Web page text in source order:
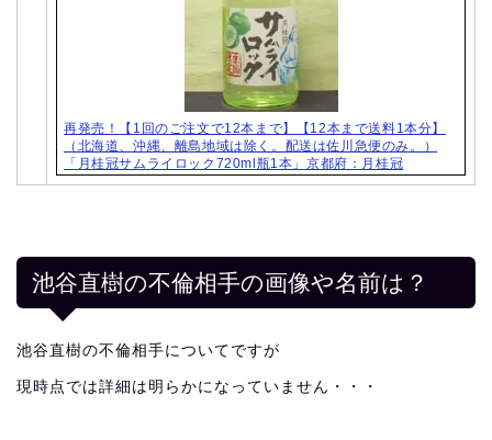
再発売！【1回のご注文で12本まで】【12本まで送料1本分】
（北海道、沖縄、離島地域は除く。配送は佐川急便のみ。）
「月桂冠サムライロック720ml瓶1本」京都府：月桂冠
池谷直樹の不倫相手の画像や名前は？
池谷直樹の不倫相手についてですが
現時点では詳細は明らかになっていません・・・